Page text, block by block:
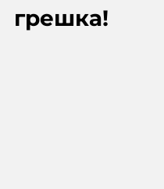
грешка!